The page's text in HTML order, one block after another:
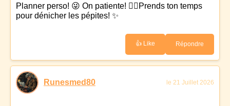
Planner perso! 😜 On patiente! 🧘‍♀️Prends ton temps
pour dénicher les pépites! ✨
👍 Like Répondre
Runesmed80 le 21 Juillet 2026